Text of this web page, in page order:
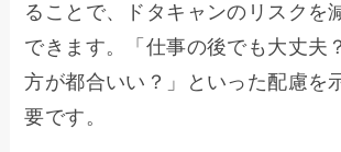
ることで、ドタキャンのリスクを
できます。「仕事の後でも大丈夫
方が都合いい？」といった配慮を
要です。